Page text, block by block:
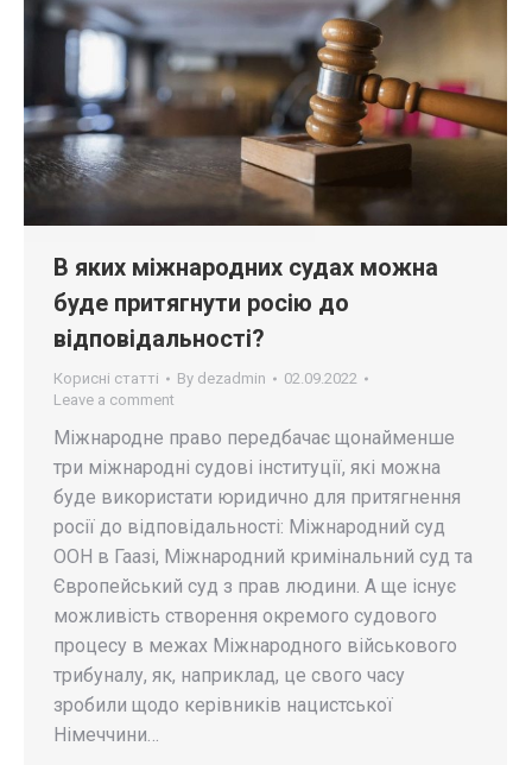
В яких міжнародних судах можна
буде притягнути росію до
відповідальності?
Корисні статті By dezadmin
02.09.2022
Leave a comment
Міжнародне право передбачає щонайменше
три міжнародні судові інституції, які можна
буде використати юридично для притягнення
росії до відповідальності: Міжнародний суд
ООН в Гаазі, Міжнародний кримінальний суд та
Європейський суд з прав людини. А ще існує
можливість створення окремого судового
процесу в межах Міжнародного військового
трибуналу, як, наприклад, це свого часу
зробили щодо керівників нацистської
Німеччини…